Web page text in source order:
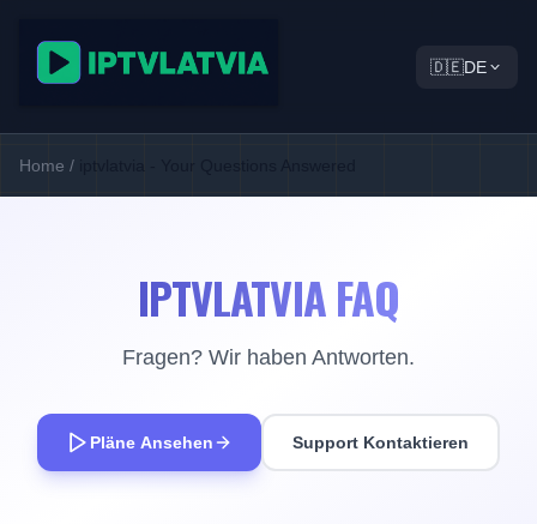
🇩🇪DE
Home / iptvlatvia - Your Questions Answered
IPTVLATVIA FAQ
Fragen? Wir haben Antworten.
Pläne Ansehen Support Kontaktieren